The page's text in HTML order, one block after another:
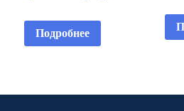
Подробнее